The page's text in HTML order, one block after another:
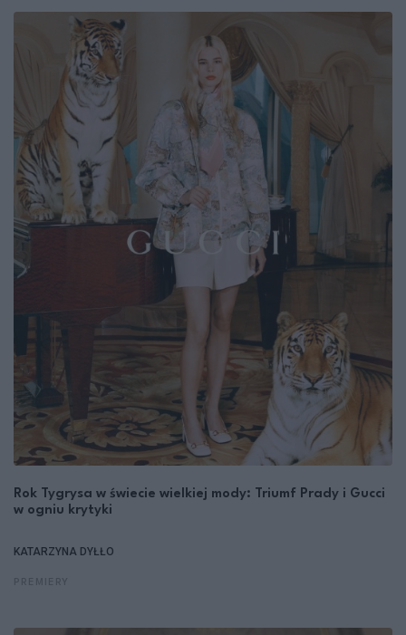
Rok Tygrysa w świecie wielkiej mody: Triumf Prady i Gucci
w ogniu krytyki
KATARZYNA DYŁŁO